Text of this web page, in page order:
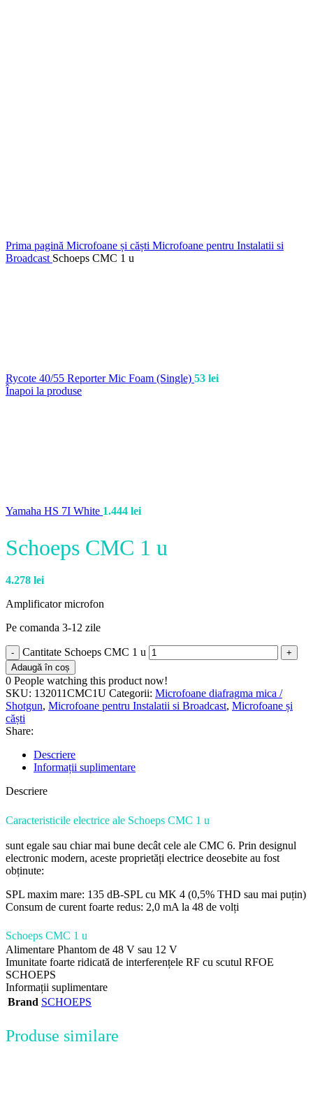
Prima pagină Microfoane și căști Microfoane pentru Instalatii si
Broadcast Schoeps CMC 1 u
Rycote 40/55 Reporter Mic Foam (Single) 53 lei
Înapoi la produse
Yamaha HS 7I White 1.444 lei
Schoeps CMC 1 u
4.278 lei
Amplificator microfon
Pe comanda 3-12 zile
Cantitate Schoeps CMC 1 u
Adaugă în coș
0 People watching this product now!
SKU: 132011CMC1U Categorii: Microfoane diafragma mica /
Shotgun, Microfoane pentru Instalatii si Broadcast, Microfoane și
căști
Share:
Descriere
Informații suplimentare
Descriere
Caracteristicile electrice ale Schoeps CMC 1 u
sunt egale sau chiar mai bune decât cele ale CMC 6. Prin designul
electronic modern, aceste proprietăți electrice deosebite au fost
obținute:
SPL maxim mare: 135 dB-SPL cu MK 4 (0,5% THD sau mai puțin)
Consum de curent foarte redus: 2,0 mA la 48 de volți
Schoeps CMC 1 u
Alimentare Phantom de 48 V sau 12 V
Imunitate foarte ridicată de interferențele RF cu scutul RFOE
SCHOEPS
Informații suplimentare
Brand SCHOEPS
Produse similare